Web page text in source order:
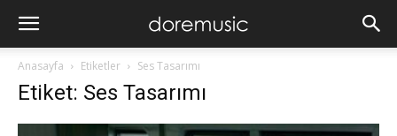
Anasayfa Etiketler Ses Tasarımı
Etiket: Ses Tasarımı